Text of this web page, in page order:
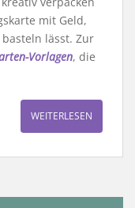
mit Geld,
lässt. Zur
Vorlagen, die
WEITERLESEN